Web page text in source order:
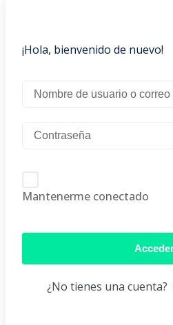
¡Hola, bienvenido de nuevo!
Mantenerme conectado
¿No tienes una cuenta?